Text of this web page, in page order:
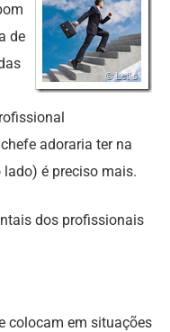
de
adoraria ter na
é preciso mais.
dos profissionais
colocam em situações